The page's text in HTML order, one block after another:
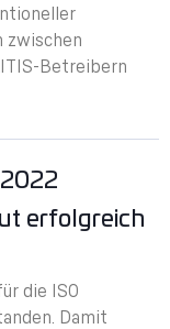
zwischen
Betreibern
erfolgreich
die ISO
Damit